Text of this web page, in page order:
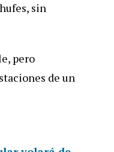
sin
pero
de un